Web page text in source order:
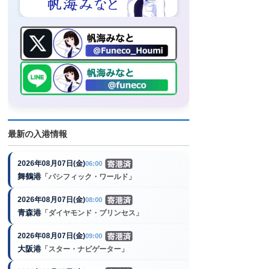
最新の入港情報
2026年08月07日(金)06:00
舞鶴港 「パシフィック・ワールド」
2026年08月07日(金)08:00
青森港 「ダイヤモンド・プリンセス」
2026年08月07日(金)09:00
大阪港 「スター・ナビゲーター」